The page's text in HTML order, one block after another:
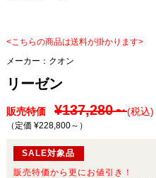
<こちらの商品は送料が掛かります>
メーカー： クオン
リーゼン
販売特価 ¥137,280～(税込)
（定価 ¥228,800～ ）
SALE対象品
販売特価から更にお値引き！